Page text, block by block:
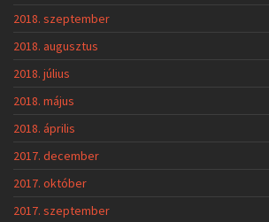
2018. szeptember
2018. augusztus
2018. július
2018. május
2018. április
2017. december
2017. október
2017. szeptember